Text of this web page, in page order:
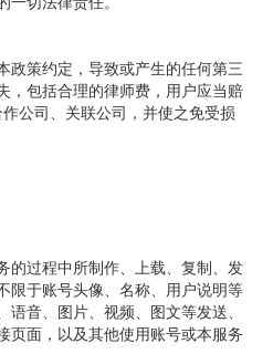
政策约定，导致或产生的任何第三
，包括合理的律师费，用户应当赔
公司、关联公司，并使之免受损
的过程中所制作、上载、复制、发
限于账号头像、名称、用户说明等
音、图片、视频、图文等发送、
页面，以及其他使用账号或本服务